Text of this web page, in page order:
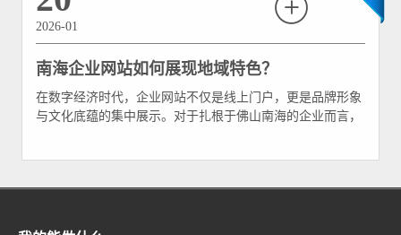
2026-01
南海企业网站如何展现地域特色？
在数字经济时代，企业网站不仅是线上门户，更是品牌形象
与文化底蕴的集中展示。对于扎根于佛山南海的企业而言，
岭南文化历经千年沉淀，形成了独具特色的建筑、艺术与生